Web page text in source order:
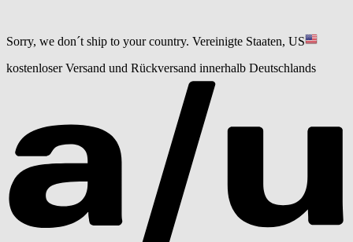
Sorry, we don´t ship to your country. Vereinigte Staaten, US
kostenloser Versand und Rückversand innerhalb Deutschlands